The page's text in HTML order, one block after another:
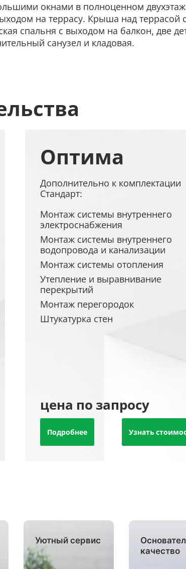
окнами в полноценном
на террасу. Крыша над
спальня с выходом на балкон, две
санузел и кладовая.
Оптима
Дополнительно к комплектации
Стандарт:
Монтаж системы внутреннего
электроснабжения
Монтаж системы внутреннего
водопровода и канализации
Монтаж системы отопления
Утепление и выравнивание
перекрытий
Монтаж перегородок
Штукатурка стен
цена по запросу
Подробнее Узнать
Уютный сервис
качество